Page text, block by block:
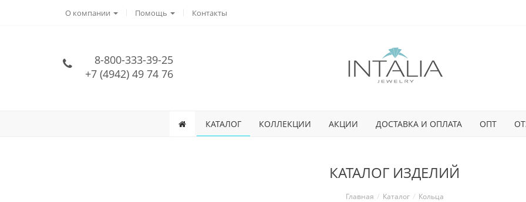
О компании Помощь Контакты
8-800-333-39-25
+7 (4942) 49 74 76
КАТАЛОГ КОЛЛЕКЦИИ АКЦИИ ДОСТАВКА И ОПЛАТА ОПТ
КАТАЛОГ ИЗДЕЛИЙ
Главная Каталог Кольца